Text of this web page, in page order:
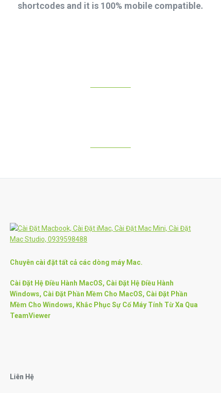
shortcodes and it is 100% mobile compatible.
Chuyên cài đặt tất cả các dòng máy Mac.
Cài Đặt Hệ Điều Hành MacOS, Cài Đặt Hệ Điều Hành
Windows, Cài Đặt Phần Mềm Cho MacOS, Cài Đặt Phần
Mềm Cho Windows, Khắc Phục Sự Cố Máy Tính Từ Xa Qua
TeamViewer
Liên Hệ